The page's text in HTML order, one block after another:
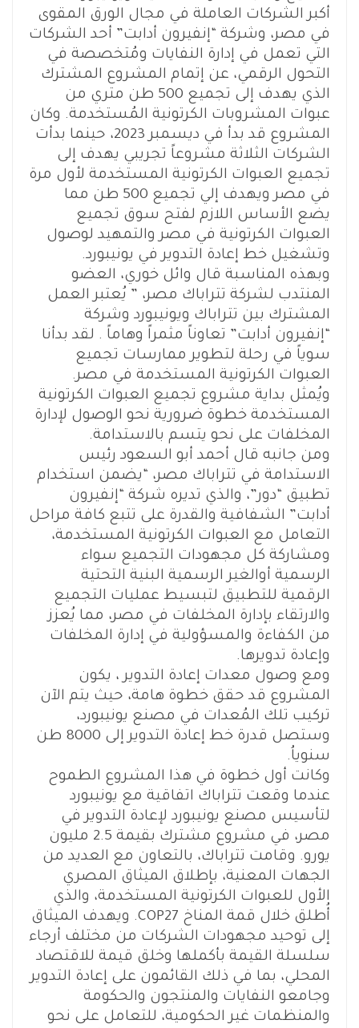
أكبر الشركات العاملة في مجال الورق المقوى
في مصر، وشركة “إنفيرون أدابت” أحد الشركات
التي تعمل في إدارة النفايات ومُتخصصة في
التحول الرقمي، عن إتمام المشروع المشترك
الذي يهدف إلى تجميع 500 طن متري من
عبوات المشروبات الكرتونية المُستخدمة. وكان
المشروع قد بدأ في ديسمبر 2023، حينما بدأت
الشركات الثلاثة مشروعاً تجريبي يهدف إلى
تجميع العبوات الكرتونية المستخدمة لأول مرة
في مصر ويهدف إلي تجميع 500 طن مما
يضع الأساس اللازم لفتح سوق تجميع
العبوات الكرتونية في مصر والتمهيد لوصول
وتشغيل خط إعادة التدوير في يونيبورد.
وبهذه المناسبة قال وائل خوري، العضو
المنتدب لشركة تتراباك مصر، ” يُعتبر العمل
المشترك بين تتراباك ويونيبورد وشركة
“إنفيرون أدابت” تعاوناً مثمراً وهاماً . لقد بدأنا
سوياً في رحلة لتطوير ممارسات تجميع
العبوات الكرتونية المستخدمة في مصر.
ويُمثل بداية مشروع تجميع العبوات الكرتونية
المستخدمة خطوة ضرورية نحو الوصول لإدارة
المخلفات على نحو يتسم بالاستدامة.
ومن جانبه قال أحمد أبو السعود رئيس
الاستدامة في تتراباك مصر، “يضمن استخدام
تطبيق “دور”، والذي تديره شركة “إنفيرون
أدابت” الشفافية والقدرة على تتبع كافة مراحل
التعامل مع العبوات الكرتونية المستخدمة،
ومشاركة كل مجهودات التجميع سواء
الرسمية أوالغير الرسمية البنية التحتية
الرقمية للتطبيق لتبسيط عمليات التجميع
والارتقاء بإدارة المخلفات في مصر، مما يُعزز
من الكفاءة والمسؤولية في إدارة المخلفات
وإعادة تدويرها.
ومع وصول معدات إعادة التدوير ، يكون
المشروع قد حقق خطوة هامة، حيث يتم الآن
تركيب تلك المُعدات في مصنع يونيبورد،
وستصل قدرة خط إعادة التدوير إلى 8000 طن
سنوياُ.
وكانت أول خطوة في هذا المشروع الطموح
عندما وقعت تتراباك اتفاقية مع يونيبورد
لتأسيس مصنع يونيبورد لإعادة التدوير في
مصر، في مشروع مشترك بقيمة 2.5 مليون
يورو. وقامت تتراباك، بالتعاون مع العديد من
الجهات المعنية، بإطلاق الميثاق المصري
الأول للعبوات الكرتونية المستخدمة، والذي
أُطلق خلال قمة المناخ COP27. ويهدف الميثاق
إلى توحيد مجهودات الشركات من مختلف أرجاء
سلسلة القيمة بأكملها وخلق قيمة للاقتصاد
المحلي، بما في ذلك القائمون على إعادة التدوير
وجامعو النفايات والمنتجون والحكومة
والمنظمات غير الحكومية، للتعامل على نحو